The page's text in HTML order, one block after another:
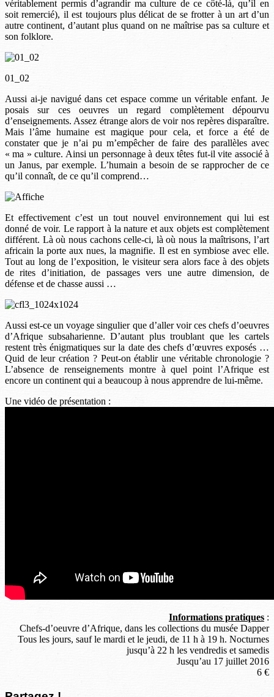
véritablement permis d’agrandir ma culture de ce côté-là, qu’il en
soit remercié), il est toujours plus délicat de se frotter à un art d’un
autre continent, d’autant plus quand on ne maîtrise pas sa culture et
son folklore.
01_02
Aussi ai-je navigué dans cet espace comme un véritable enfant. Je
posais sur ces oeuvres un regard complètement dépourvu
d’enseignements. Assez étrange alors de voir nos repères disparaître.
Mais l’âme humaine est magique pour cela, et force a été de
constater que je n’ai pu m’empêcher de faire des parallèles avec
« ma » culture. Ainsi un personnage à deux têtes fut-il vite associé à
un Janus, par exemple. L’humain a besoin de se rapprocher de ce
qu’il connaît, de ce qu’il comprend…
Et effectivement c’est un tout nouvel environnement qui lui est
donné de voir. Le rapport à la nature et aux objets est complètement
différent. Là où nous cachons celle-ci, là où nous la maîtrisons, l’art
africain la porte aux nues, la magnifie. Il est en symbiose avec elle.
Tout au long de l’exposition, le visiteur sera alors face à des objets
de rites d’initiation, de passages vers une autre dimension, de
défense et de chasse aussi …
Aussi est-ce un voyage singulier que d’aller voir ces chefs d’oeuvres
d’Afrique subsaharienne. D’autant plus troublant que les cartels
restent très énigmatiques sur la date des chefs d’œuvres exposés …
Quid de leur création ? Peut-on établir une véritable chronologie ?
L’absence de renseignements montre à quel point l’Afrique est
encore un continent qui a beaucoup à nous apprendre de lui-même.
Une vidéo de présentation :
Informations pratiques :
Chefs-d’oeuvre d’Afrique, dans les collections du musée Dapper
Tous les jours, sauf le mardi et le jeudi, de 11 h à 19 h. Nocturnes
jusqu’à 22 h les vendredis et samedis
Jusqu’au 17 juillet 2016
6 €